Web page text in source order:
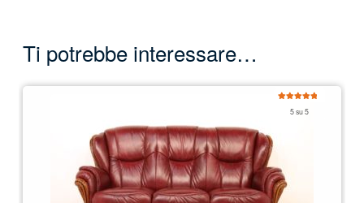
Ti potrebbe interessare…
5 su 5